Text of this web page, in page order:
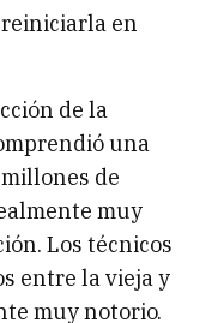
en
de la
una
de
muy
Los técnicos
entre la vieja y
muy notorio.